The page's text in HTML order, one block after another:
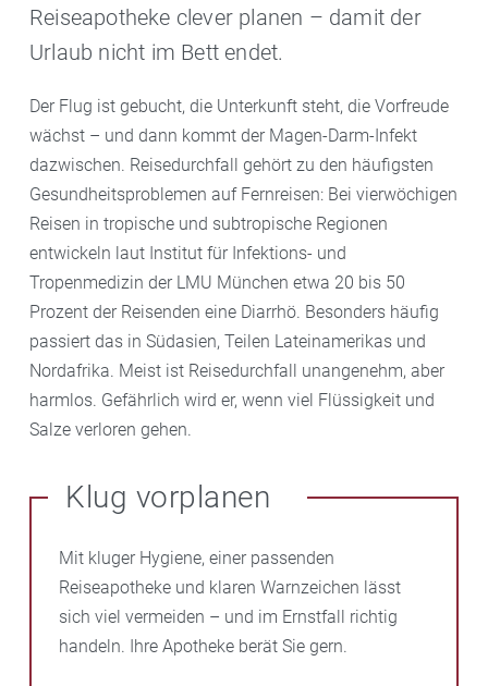
Reiseapotheke clever planen – damit der
Urlaub nicht im Bett endet.
Der Flug ist gebucht, die Unterkunft steht, die Vorfreude
wächst – und dann kommt der Magen-Darm-Infekt
dazwischen. Reisedurchfall gehört zu den häufigsten
Gesundheitsproblemen auf Fernreisen: Bei vierwöchigen
Reisen in tropische und subtropische Regionen
entwickeln laut Institut für Infektions- und
Tropenmedizin der LMU München etwa 20 bis 50
Prozent der Reisenden eine Diarrhö. Besonders häufig
passiert das in Südasien, Teilen Lateinamerikas und
Nordafrika. Meist ist Reisedurchfall unangenehm, aber
harmlos. Gefährlich wird er, wenn viel Flüssigkeit und
Salze verloren gehen.
Klug vorplanen
Mit kluger Hygiene, einer passenden
Reiseapotheke und klaren Warnzeichen lässt
sich viel vermeiden – und im Ernstfall richtig
handeln. Ihre Apotheke berät Sie gern.